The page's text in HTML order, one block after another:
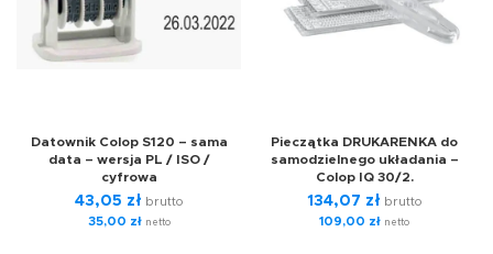
Datownik Colop S120 – sama
data – wersja PL / ISO /
cyfrowa
43,05 zł brutto
35,00 złnetto
Pieczątka DRUKARENKA do
samodzielnego układania –
Colop IQ 30/2.
134,07 zł brutto
109,00 zł netto